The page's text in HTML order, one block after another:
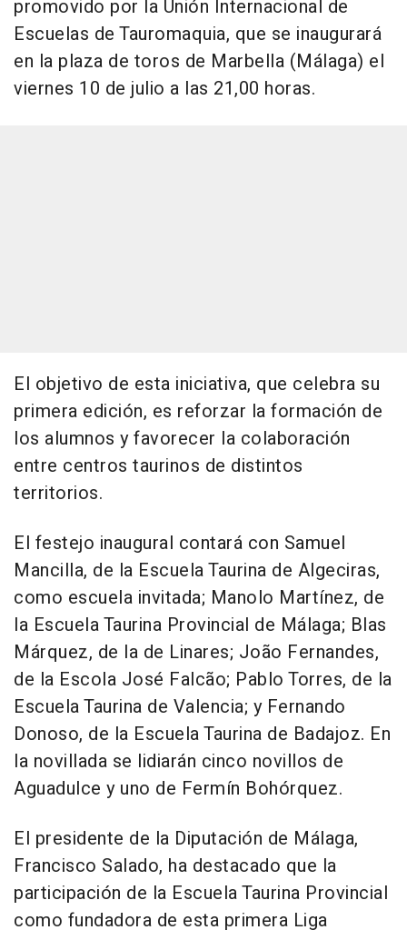
promovido por la Unión Internacional de
Escuelas de Tauromaquia, que se inaugurará
en la plaza de toros de Marbella (Málaga) el
viernes 10 de julio a las 21,00 horas.
El objetivo de esta iniciativa, que celebra su
primera edición, es reforzar la formación de
los alumnos y favorecer la colaboración
entre centros taurinos de distintos
territorios.
El festejo inaugural contará con Samuel
Mancilla, de la Escuela Taurina de Algeciras,
como escuela invitada; Manolo Martínez, de
la Escuela Taurina Provincial de Málaga; Blas
Márquez, de la de Linares; João Fernandes,
de la Escola José Falcão; Pablo Torres, de la
Escuela Taurina de Valencia; y Fernando
Donoso, de la Escuela Taurina de Badajoz. En
la novillada se lidiarán cinco novillos de
Aguadulce y uno de Fermín Bohórquez.
El presidente de la Diputación de Málaga,
Francisco Salado, ha destacado que la
participación de la Escuela Taurina Provincial
como fundadora de esta primera Liga